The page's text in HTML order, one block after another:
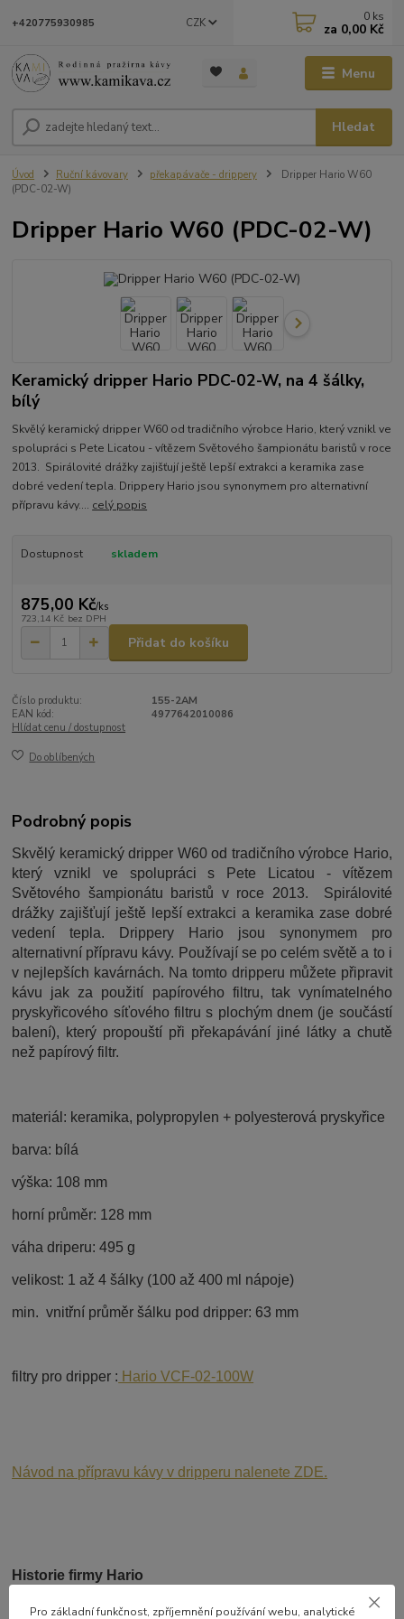
Menu
CZK
Hledat
+420775930985 0 ks
za 0,00 Kč
Úvod Ruční kávovary překapávače - drippery
Dripper Hario W60
(PDC-02-W)
Dripper Hario W60 (PDC-02-W)
Keramický dripper Hario PDC-02-W, na 4 šálky,
bílý
Skvělý keramický dripper W60 od tradičního výrobce Hario, který vznikl ve
spolupráci s Pete Licatou - vítězem Světového šampionátu baristů v roce
2013. Spirálovité drážky zajišťují ještě lepší extrakci a keramika zase
dobré vedení tepla. Drippery Hario jsou synonymem pro alternativní
přípravu kávy.... celý popis
Dostupnost skladem
875,00 Kč/ks
723,14 Kč bez DPH
Přidat do košíku
Číslo produktu:
155-2AM
EAN kód:
4977642010086
Hlídat cenu / dostupnost
Do oblíbených
Podrobný popis
Skvělý keramický dripper W60 od tradičního výrobce Hario,
který vznikl ve spolupráci s Pete Licatou - vítězem
Světového šampionátu baristů v roce 2013. Spirálovité
drážky zajišťují ještě lepší extrakci a keramika zase dobré
vedení tepla. Drippery Hario jsou synonymem pro
alternativní přípravu kávy. Používají se po celém světě a to i
v nejlepších kavárnách. Na tomto dripperu můžete připravit
kávu jak za použití papírového filtru, tak vynímatelného
pryskyřicového síťového filtru s plochým dnem (je součástí
balení), který propouští při překapávání jiné látky a chutě
než papírový filtr.
materiál: keramika, polypropylen + polyesterová pryskyřice
barva: bílá
výška: 108 mm
horní průměr: 128 mm
váha driperu: 495 g
velikost: 1 až 4 šálky (100 až 400 ml nápoje)
min. vnitřní průměr šálku pod dripper: 63 mm
filtry pro dripper : Hario VCF-02-100W
Návod na přípravu kávy v dripperu nalenete ZDE.
Historie firmy Hario
Firma Hario byla založena v roce 1921 panem Hiromu
Pro základní funkčnost, zpříjemnění používání webu, analytické